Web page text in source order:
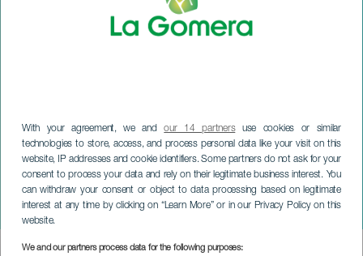
With your agreement, we andour 14 partnersuse cookies or similar
technologies to store, access, and process personal data like your visit on this
website, IP addresses and cookie identifiers. Some partners do not ask for your
consent to process your data and rely on their legitimate business interest. You
can withdraw your consent or object to data processing based on legitimate
interest at any time by clicking on “Learn More” or in our Privacy Policy on this
website.
We and our partners process data for the following purposes:
Petite Lorena: Tremenda
LA GOMERA
Imagen